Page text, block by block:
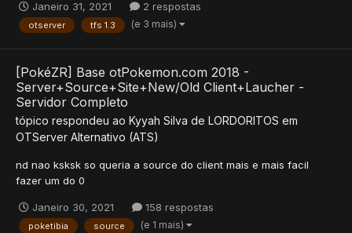
Janeiro 31, 2021 2 respostas
otserver tfs 1.3 (e 3 mais)
[PokéZR] Base otPokemon.com 2018 -
Server+Source+Site+New/Old Client+Laucher -
Servidor Completo
tópico respondeu ao Kyyah Silva de LORDORITOS em
OTServer Alternativo (ATS)
nd nao ksksk so queria a source do client mais e mais facil
fazer um do 0
Janeiro 30, 2021 158 respostas
poketibia source (e 1 mais)